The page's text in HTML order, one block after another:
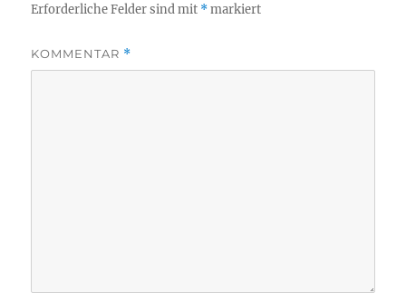
Erforderliche Felder sind mit *markiert
KOMMENTAR *